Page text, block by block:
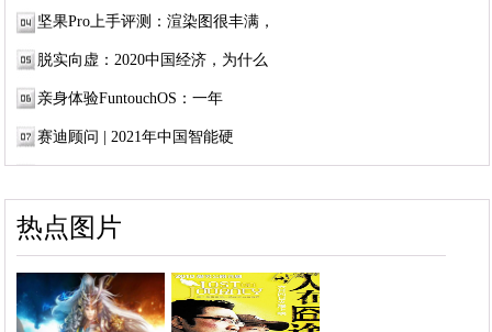
坚果Pro上手评测：渲染图很丰满，
脱实向虚：2020中国经济，为什么
亲身体验FuntouchOS：一年
赛迪顾问 | 2021年中国智能硬
热点图片